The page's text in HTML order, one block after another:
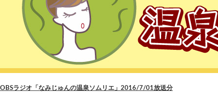
OBSラジオ「なみじゅんの温泉ソムリエ」2016/7/01放送分